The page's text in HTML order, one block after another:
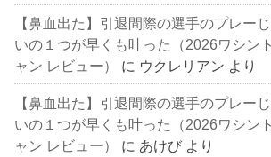
【鼻血出た】引退間際の選手のプレー
いの１つが早くも叶った（2026ワシン
ャン レビュー）
に ウクレリアン より
【鼻血出た】引退間際の選手のプレー
いの１つが早くも叶った（2026ワシン
ャン レビュー）
に あけび より